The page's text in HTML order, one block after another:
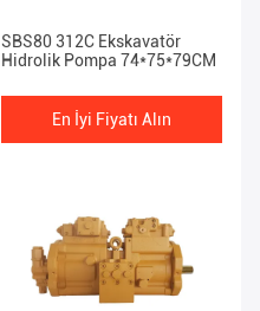
SBS80 312C Ekskavatör
Hidrolik Pompa 74*75*79CM
En İyi Fiyatı Alın